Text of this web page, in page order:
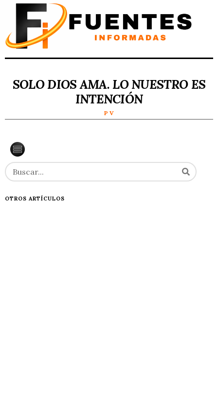
SOLO DIOS AMA. LO NUESTRO ES
INTENCIÓN
P V
OTROS ARTÍCULOS